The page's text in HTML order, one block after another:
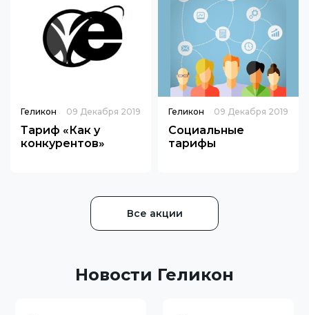
Геликон 09 Декабря 2019
Тариф «Как у
конкурентов»
Геликон 09 Декабря 2019
Социальные
тарифы
Все акции
Новости Геликон